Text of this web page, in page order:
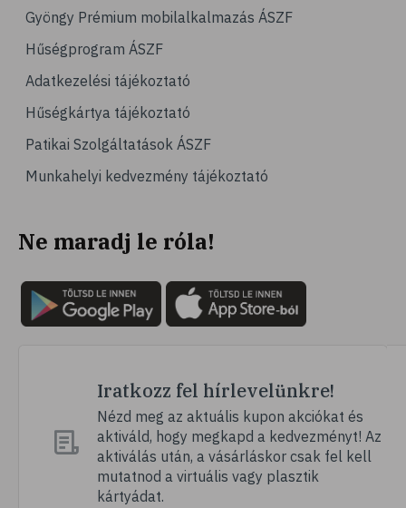
# emésztőrendszer
# emésztési zavarok
# puffadás
# orrdugulás
# magnézium
# stresszcsökkentés
# galagonya
# multivitamin
# köröm
# ginzeng
# folsav
# kollagén
# vízhajtó
Gyöngy Prémium mobilalkalmazás ÁSZF
Hűségprogram ÁSZF
Adatkezelési tájékoztató
Hűségkártya tájékoztató
Patikai Szolgáltatások ÁSZF
Munkahelyi kedvezmény tájékoztató
Ne maradj le róla!
Iratkozz fel hírlevelünkre!
Nézd meg az aktuális kupon akciókat és
aktiváld, hogy megkapd a kedvezményt! Az
aktiválás után, a vásárláskor csak fel kell
mutatnod a virtuális vagy plasztik
kártyádat.